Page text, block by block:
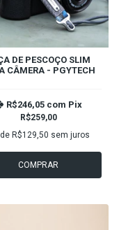
DE PESCOÇO SLIM
CÂMERA - PGYTECH
R$259,00
R$246,05 com Pix
R$129,50 sem juros
COMPRAR